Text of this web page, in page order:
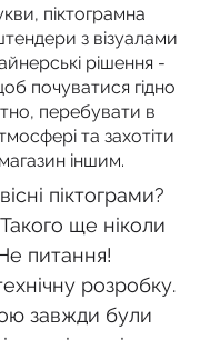
піктограмна
з візуалами
рішення -
почуватися гідно
перебувати в
та захотіти
іншим.
піктограми?
ще ніколи
питання!
розробку.
завжди були